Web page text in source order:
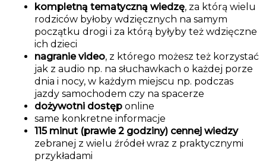
kompletną tematyczną wiedzę, za którą wielu
rodziców byłoby wdzięcznych na samym
początku drogi i za którą byłyby też wdzięczne
ich dzieci
nagranie video, z którego możesz też korzystać
jak z audio np. na słuchawkach o każdej porze
dnia i nocy, w każdym miejscu np. podczas
jazdy samochodem czy na spacerze
dożywotni dostęp online
same konkretne informacje
115 minut (prawie 2 godziny) cennej wiedzy
zebranej z wielu źródeł wraz z praktycznymi
przykładami